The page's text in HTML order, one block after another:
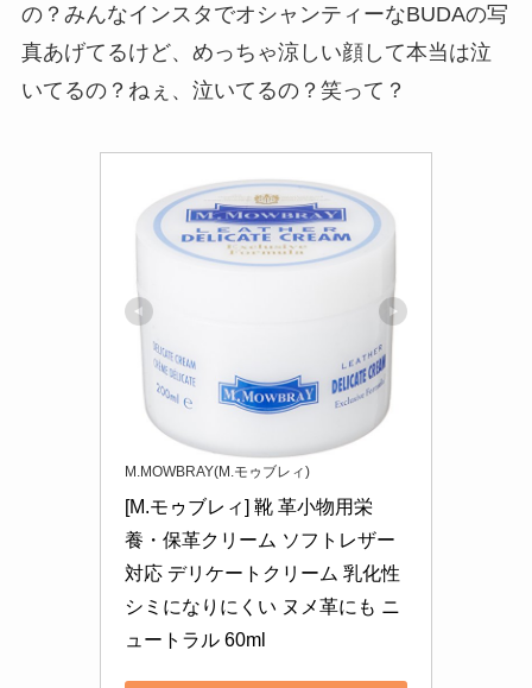
の？みんなインスタでオシャンティーなBUDAの写
真あげてるけど、めっちゃ涼しい顔して本当は泣
いてるの？ねぇ、泣いてるの？笑って？
M.MOWBRAY(M.モゥブレィ)
[M.モゥブレィ] 靴 革小物用栄
養・保革クリーム ソフトレザー
対応 デリケートクリーム 乳化性
シミになりにくい ヌメ革にも ニ
ュートラル 60ml